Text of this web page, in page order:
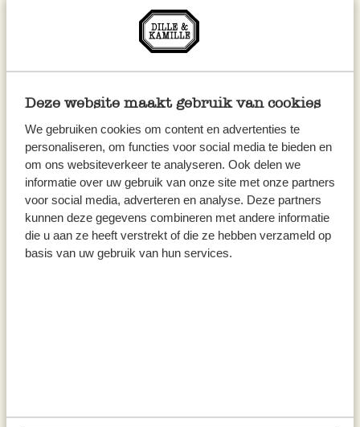
Deze website maakt gebruik van cookies
We gebruiken cookies om content en advertenties te
personaliseren, om functies voor social media te bieden en
om ons websiteverkeer te analyseren. Ook delen we
informatie over uw gebruik van onze site met onze partners
voor social media, adverteren en analyse. Deze partners
kunnen deze gegevens combineren met andere informatie
die u aan ze heeft verstrekt of die ze hebben verzameld op
basis van uw gebruik van hun services.
natuurlijke materialen die fijn zijn om dagelijks
te gebruiken én lang meegaan. Kom bij ons langs
zeep of voorhandig keukengerei.
Bij Dille & Kamille Brugge vind je onder andere
Tafelkleden